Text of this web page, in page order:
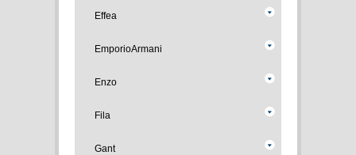
Effea
EmporioArmani
Enzo
Fila
Gant